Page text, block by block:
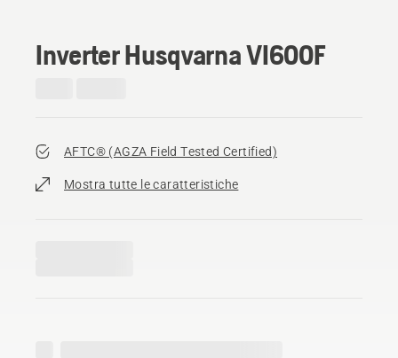
Inverter Husqvarna VI600F
AFTC® (AGZA Field Tested Certified)​
Mostra tutte le caratteristiche